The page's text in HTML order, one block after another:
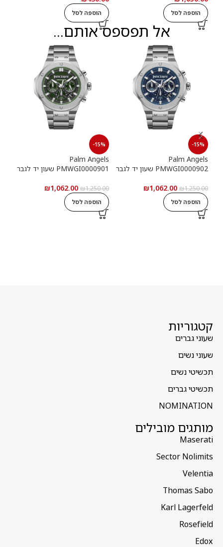
הוספה לסל הוספה לסל
אל תפספס אותם...
-15%
Palm Angels
PMWGI0000902 שעון יד לגבר
₪1,250.00
₪1,062.00
הוספה לסל
-15%
Palm Angels
PMWGI0000901 שעון יד לגבר
₪1,250.00
₪1,062.00
הוספה לסל
קטגוריות
שעוני גברים
שעוני נשים
תכשיטי נשים
תכשיטי גברים
NOMINATION
מותגים מובילים
Maserati
Sector Nolimits
Velentia
Thomas Sabo
Karl Lagerfeld
Rosefield
Edox